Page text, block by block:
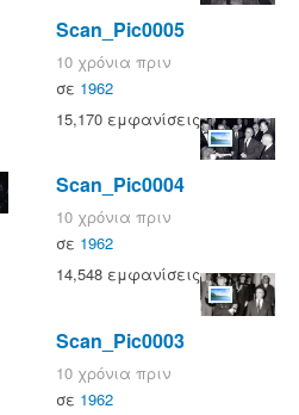
Scan_Pic0005
10 χρόνια πριν
σε 1962
15,170 εμφανίσεις
Scan_Pic0004
10 χρόνια πριν
σε 1962
14,548 εμφανίσεις
Scan_Pic0003
10 χρόνια πριν
σε 1962